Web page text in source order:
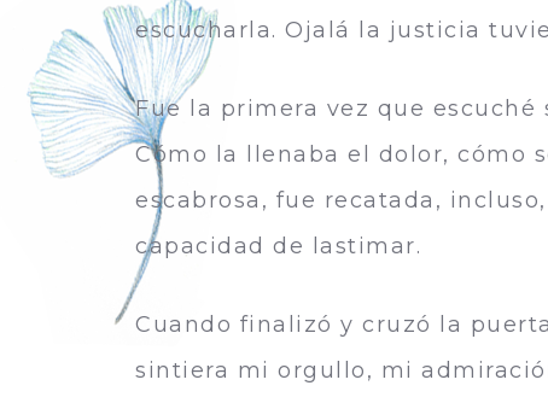
escucharla. Ojalá la justicia
Fue la primera vez que
Cómo la llenaba el dolor, cómo
escabrosa, fue recatada,
capacidad de lastimar.
Cuando finalizó y cruzó la
sintiera mi orgullo, mi